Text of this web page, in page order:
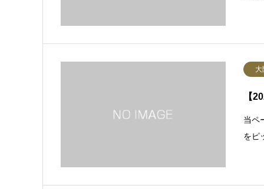
大
【
当ペ
をピ